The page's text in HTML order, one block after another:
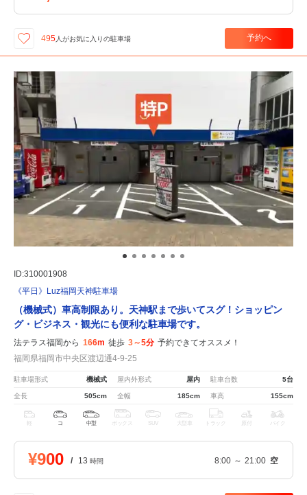
495 人がお気に入りの駐車場 予約へ
ID:310001908
《平日》Luz福岡天神駐車場
（機械式）車高制限あり。天神駅まで歩いてスグ！ショッピン
グ・ビジネス・観光にも便利な駐車場です。
法テラス福岡から 166m 徒歩 3～5分 予約できてオススメ！
福岡県福岡市中央区渡辺通4-9-25
駐車場形式 機械式 屋内外形式 屋内 駐車台数 5台
全長 505cm 全幅 185cm 車高 155cm
軽 コ 中型 ボックス SUV 大型車 トラック 原付 バイク
¥900 / 13 時間 8:00 ～ 21:00 空